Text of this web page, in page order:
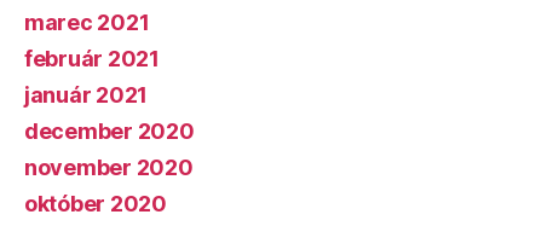
marec 2021
február 2021
január 2021
december 2020
november 2020
október 2020